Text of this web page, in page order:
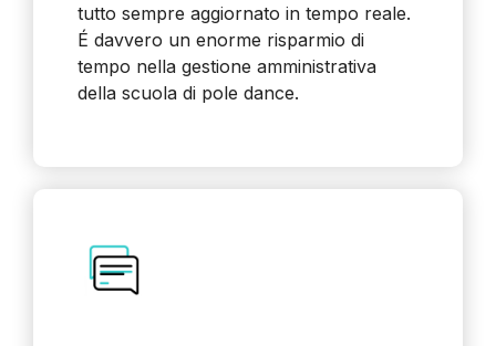
tutto sempre aggiornato in tempo reale.
É davvero un enorme risparmio di
tempo nella gestione amministrativa
della scuola di pole dance.